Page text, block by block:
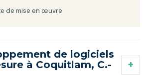
de mise en œuvre
de logiciels
à Coquitlam, C.-